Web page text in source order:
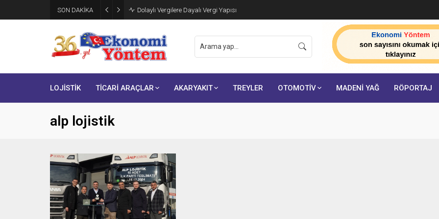
SON DAKİKA Dolaylı Vergilere Dayalı Vergi Yapısı
LOJİSTİK TİCARİ ARAÇLAR AKARYAKIT TREYLER OTOMOTİV MADENİ YAĞ RÖPORTAJ
alp lojistik